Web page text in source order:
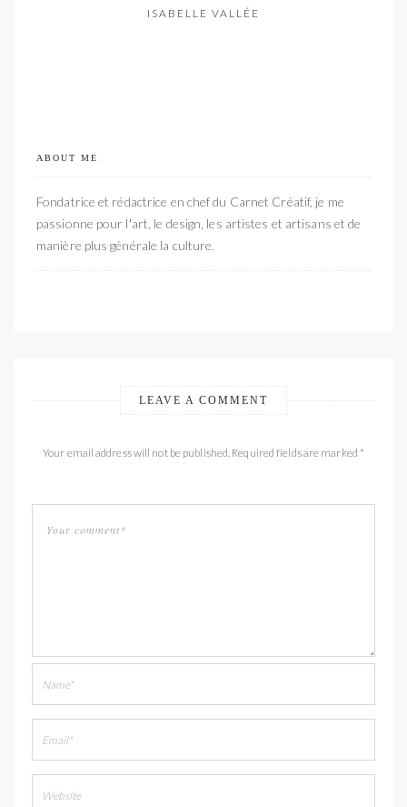
ISABELLE VALLÉE
ABOUT ME
Fondatrice et rédactrice en chef du Carnet Créatif, je me
passionne pour l'art, le design, les artistes et artisans et de
manière plus générale la culture.
LEAVE A COMMENT
Your email address will not be published. Required fields are marked *